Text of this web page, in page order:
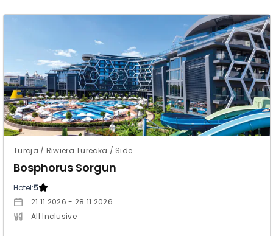
Turcja / Riwiera Turecka / Side
Bosphorus Sorgun
Hotel:5
21.11.2026 - 28.11.2026
All Inclusive